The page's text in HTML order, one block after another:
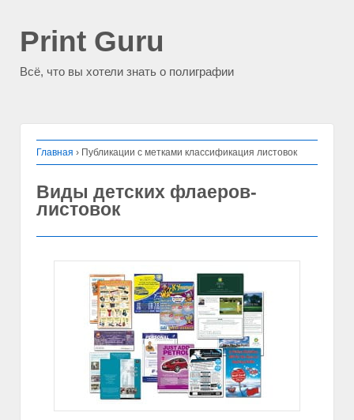
Print Guru
Всё, что вы хотели знать о полиграфии
Главная › Публикации с метками классификация листовок
Виды детских флаеров-
листовок